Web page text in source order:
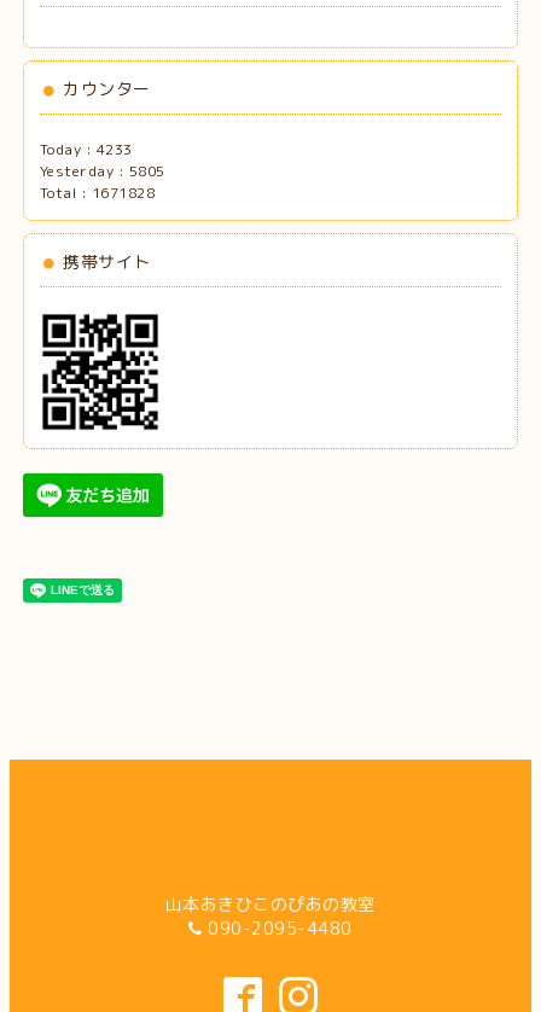
カウンター
Today : 4233
Yesterday : 5805
Total : 1671828
携帯サイト
山本あきひこのぴあの教室
090-2095-4480